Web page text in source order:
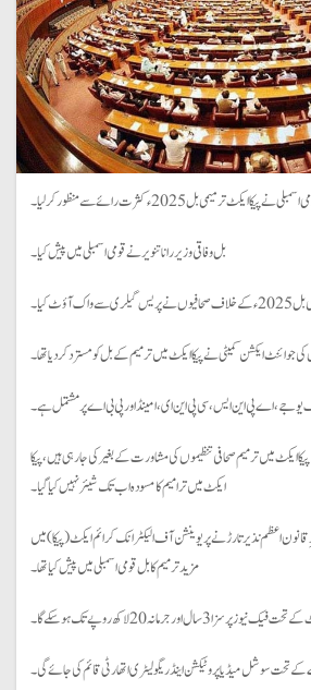
نے پیکا ایکٹ ترمیمی بل 2025ء کثرت رائے سے منظور کر لیا۔
بل وفاقی وزیر رانا تنویر نے قومی اسمبلی میں پیش کیا۔
آؤٹ کیا۔
ایکشن کمیٹی نے پیکا ایکٹ میں ترمیم کے بل کو مسترد کر دیا تھا۔
یو جے، اے پی این ایس، سی پی این ای، امینڈ اور پی بی اے پر مشتمل ہے۔
ایکٹ میں ترمیم صحافی تنظیموں کی مشاورت کے بغیر کی جا رہی ہیں، پیکا
ایکٹ میں ترامیم کا مسودہ اب تک شیئر نہیں کیا گیا۔
اعظم نذیر تارڑ نے پریوینشن آف الیکٹرانک کرائم ایکٹ (پیکا) میں
مزید ترمیم کا بل قومی اسمبلی میں پیش کیا تھا۔
نیوز پر سزا 3 سال اور جرمانہ 20 لاکھ روپے تک ہو سکے گا۔